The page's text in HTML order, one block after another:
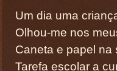
Um dia uma
Olhou-me nos
Caneta e papel na
Tarefa escolar a